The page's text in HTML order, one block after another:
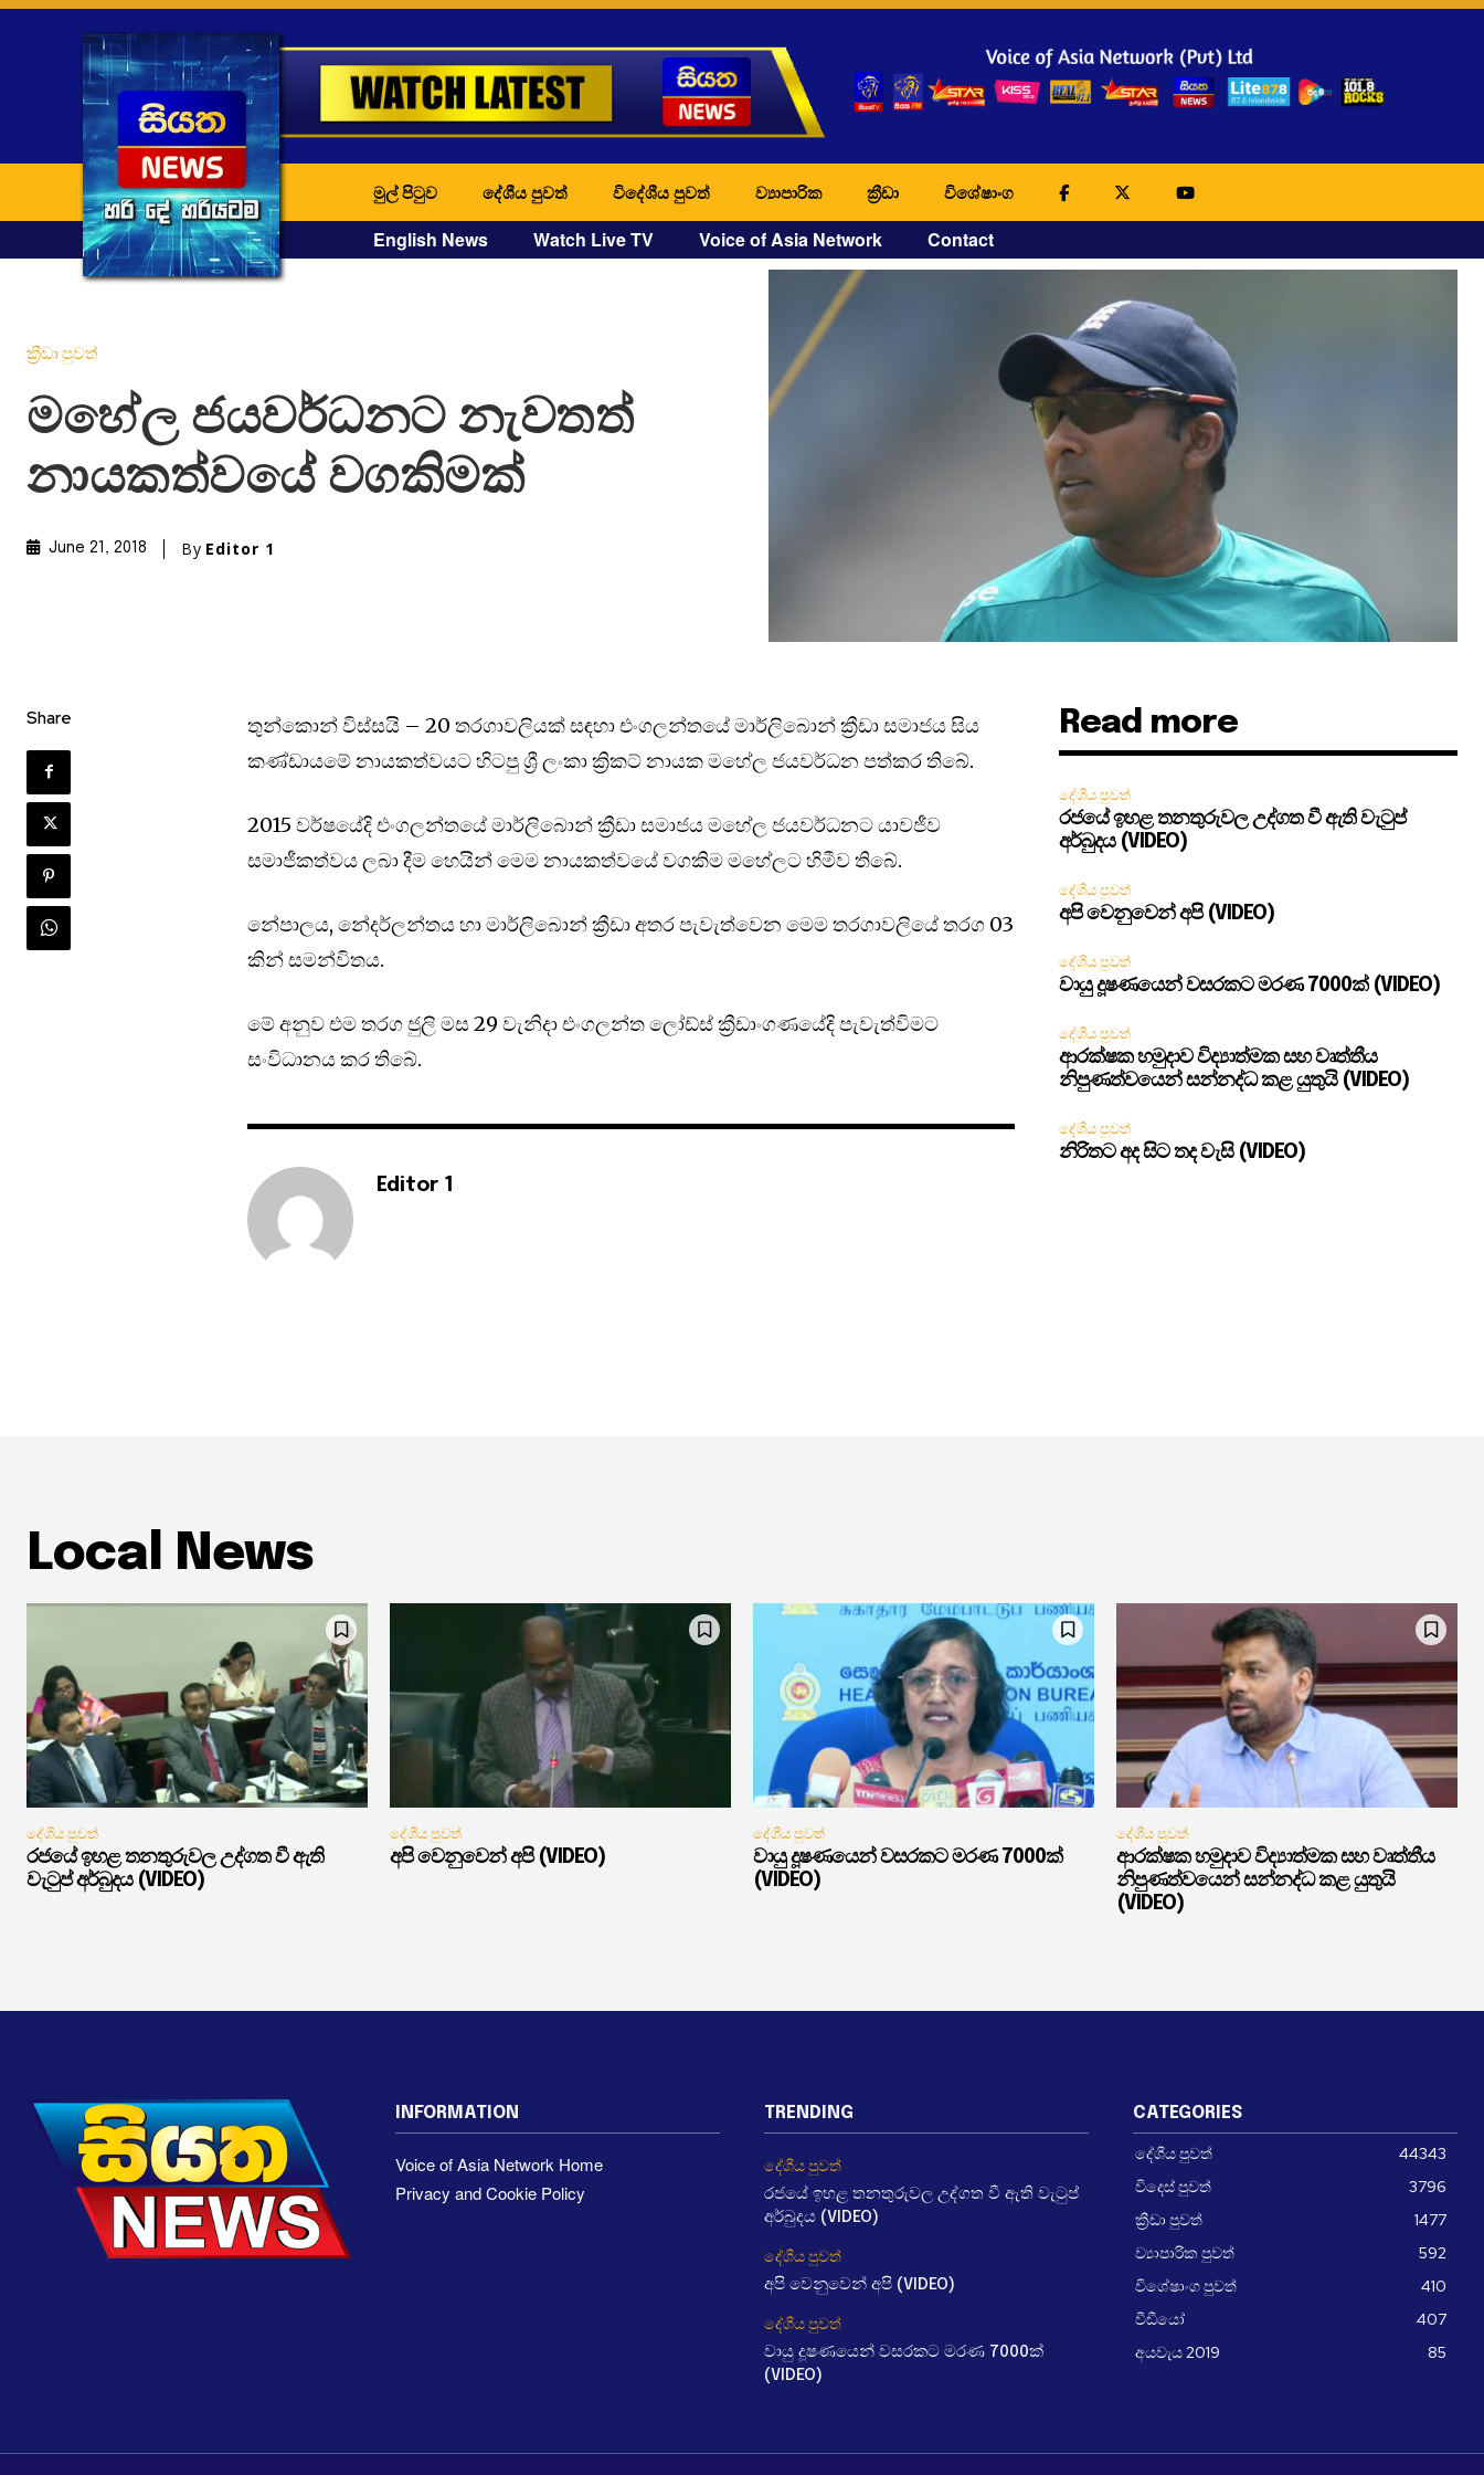
මුල් පිටුව දේශීය පුවත් විදේශීය පුවත් ව්‍යාපාරික ක්‍රීඩා විශේෂාංග
English News Watch Live TV Voice of Asia Network Contact
ක්‍රීඩා පුවත්
මහේල ජයවර්ධනට නැවතත්
නායකත්වයේ වගකිමක්
June 21, 2018 By Editor 1
Share
තුන්කොන් විස්සයි – 20 තරගාවලියක් සඳහා එංගලන්තයේ මාර්ලිබොන් ක්‍රීඩා සමාජය සිය
කණ්ඩායමේ නායකත්වයට හිටපු ශ්‍රී ලංකා ක්‍රිකට් නායක මහේල ජයවර්ධන පත්කර තිබේ.
2015 වර්ෂයේදි එංගලන්තයේ මාර්ලිබොන් ක්‍රීඩා සමාජය මහේල ජයවර්ධනට යාවජීව
සමාජීකත්වය ලබා දීම හෙයින් මෙම නායකත්වයේ වගකිම මහේලට හිමීව තිබේ.
නේපාලය, නේදර්ලන්තය හා මාර්ලිබොන් ක්‍රීඩා අතර පැවැත්වෙන මෙම තරගාවලියේ තරග 03
කින් සමන්විතය.
මේ අනුව එම තරග ජුලි මස 29 වැනිදා එංගලන්ත ලෝඩ්ස් ක්‍රීඩාංගණයේදි පැවැත්විමට
සංවිධානය කර තිබේ.
Editor 1
Read more
දේශීය පුවත්
රජයේ ඉහළ තනතුරුවල උද්ගත වී ඇති වැටුප්
අර්බුදය (VIDEO)
දේශීය පුවත්
අපි වෙනුවෙන් අපි (VIDEO)
දේශීය පුවත්
වායු දූෂණයෙන් වසරකට මරණ 7000ක් (VIDEO)
දේශීය පුවත්
ආරක්ෂක හමුදාව විද්‍යාත්මක සහ වෘත්තීය
නිපුණත්වයෙන් සන්නද්ධ කළ යුතුයි (VIDEO)
දේශීය පුවත්
නිරිතට අද සිට තද වැසි (VIDEO)
Local News
දේශීය පුවත්
රජයේ ඉහළ තනතුරුවල උද්ගත වී ඇති
වැටුප් අර්බුදය (VIDEO)
දේශීය පුවත්
අපි වෙනුවෙන් අපි (VIDEO)
දේශීය පුවත්
වායු දූෂණයෙන් වසරකට මරණ 7000ක්
(VIDEO)
දේශීය පුවත්
ආරක්ෂක හමුදාව විද්‍යාත්මක සහ වෘත්තීය
නිපුණත්වයෙන් සන්නද්ධ කළ යුතුයි
(VIDEO)
INFORMATION
Voice of Asia Network Home
Privacy and Cookie Policy
TRENDING
දේශීය පුවත්
රජයේ ඉහළ තනතුරුවල උද්ගත වී ඇති වැටුප්
අර්බුදය (VIDEO)
දේශීය පුවත්
අපි වෙනුවෙන් අපි (VIDEO)
දේශීය පුවත්
වායු දූෂණයෙන් වසරකට මරණ 7000ක්
(VIDEO)
CATEGORIES
දේශීය පුවත්
44343
විදෙස් පුවත්
3796
ක්‍රීඩා පුවත්
1477
ව්‍යාපාරික පුවත්
592
විශේෂාංග පුවත්
410
වීඩීයෝ
407
අයවැය 2019
85